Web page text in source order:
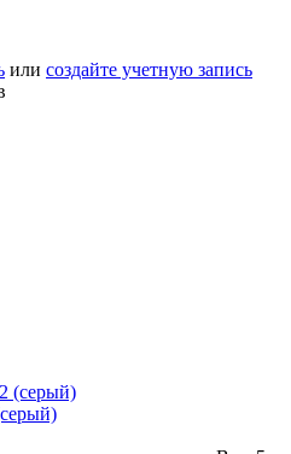
или создайте учетную запись